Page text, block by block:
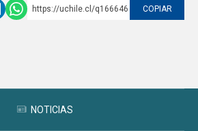
https://uchile.cl/q166646 COPIAR
NOTICIAS